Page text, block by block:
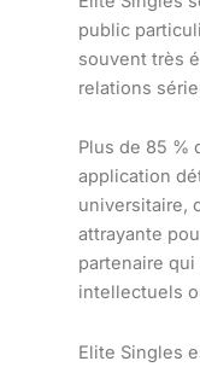
public
souvent très
relations
Plus de 85 %
application
universitaire,
attrayante
partenaire
intellectuels
Elite Singles